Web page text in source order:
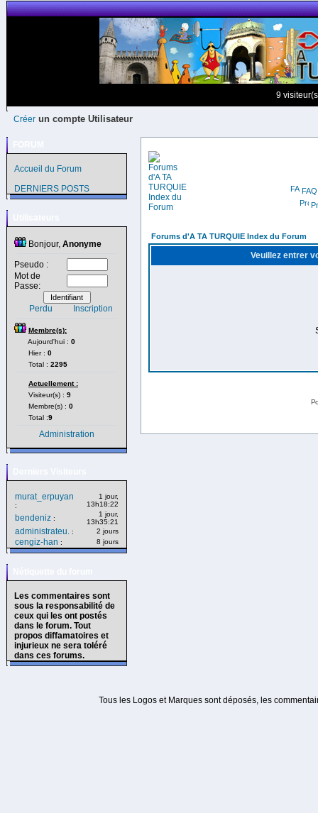
9
Créer un compte Utilisateur
Accueil du Forum
DERNIERS POSTS
Bonjour, Anonyme
Pseudo :
Mot de
Passe:
Perdu Inscription
Membre(s):
Aujourd'hui : 0
Hier : 0
Total : 2295
Actuellement :
Visiteur(s) : 9
Membre(s) : 0
Total :9
Administration
murat_erpuyan
:
1 jour,
13h18:22
bendeniz :
1 jour,
13h35:21
administrateu. : 2 jours
cengiz-han : 8 jours
Les commentaires sont
sous la responsabilité de
ceux qui les ont postés
dans le forum. Tout
propos diffamatoires et
injurieux ne sera toléré
dans ces forums.
FAQ
Forums d'A TA TURQUIE Index du Forum
Veuillez entrer
Tous les Logos et Marques sont déposés, les